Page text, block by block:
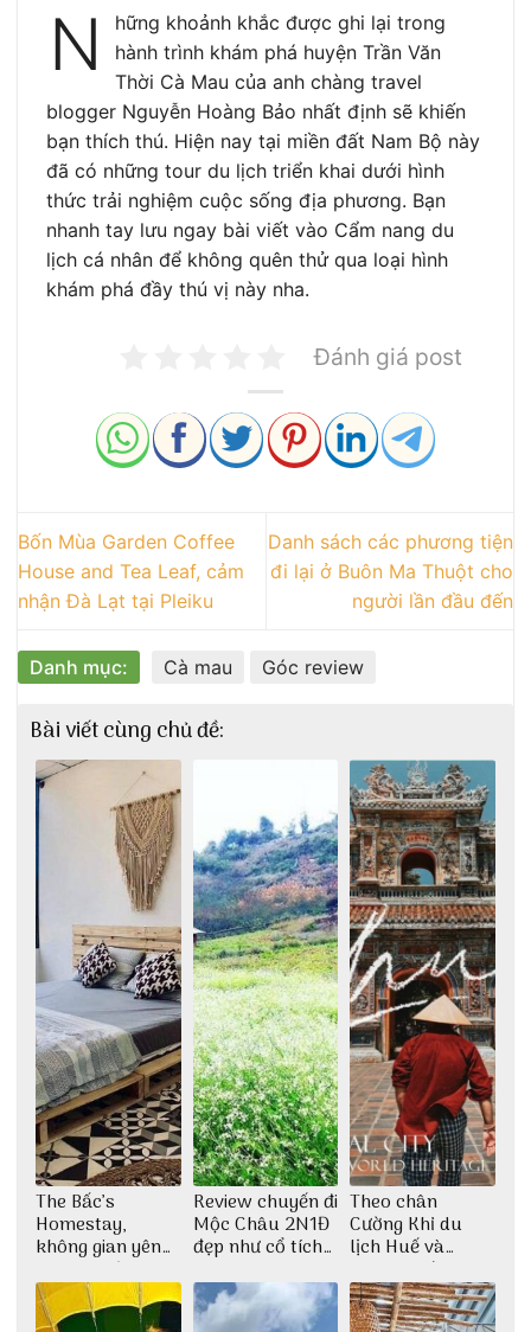
N
hững khoảnh khắc được ghi lại trong
hành trình khám phá huyện Trần Văn
Thời Cà Mau của anh chàng travel
blogger Nguyễn Hoàng Bảo nhất định sẽ khiến
bạn thích thú. Hiện nay tại miền đất Nam Bộ này
đã có những tour du lịch triển khai dưới hình
thức trải nghiệm cuộc sống địa phương. Bạn
nhanh tay lưu ngay bài viết vào Cẩm nang du
lịch cá nhân để không quên thử qua loại hình
khám phá đầy thú vị này nha.
Đánh giá post
Bốn Mùa Garden Coffee
House and Tea Leaf, cảm
nhận Đà Lạt tại Pleiku
Danh sách các phương tiện
đi lại ở Buôn Ma Thuột cho
người lần đầu đến
Danh mục: Cà mau Góc review
Bài viết cùng chủ đề:
The Bấc’s
Homestay,
không gian yên
bình tại Hòn Sơn
Review chuyến đi
Mộc Châu 2N1Đ
đẹp như cổ tích
Thu Hà
Theo chân
Cường Khỉ du
lịch Huế và
check-in đúng
những góc chụp
đẹp